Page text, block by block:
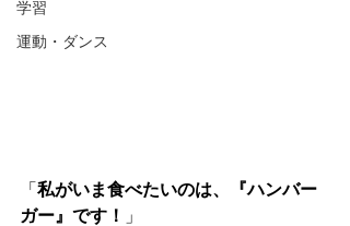
学習
運動・ダンス
「 私がいま食べたいのは、『ハンバー
ガー』です！
」